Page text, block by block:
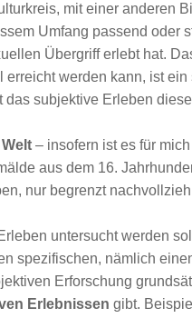
mit einer anderen
Umfang passend oder
Übergriff erlebt hat.
erreicht werden kann, ist
subjektive Erleben
– insofern ist es für
aus dem 16.
nur begrenzt
untersucht werden
spezifischen, nämlich
Erforschung
Erlebnissen gibt.